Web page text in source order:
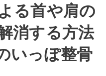
る首や肩の
消する方法
いっぽ整骨